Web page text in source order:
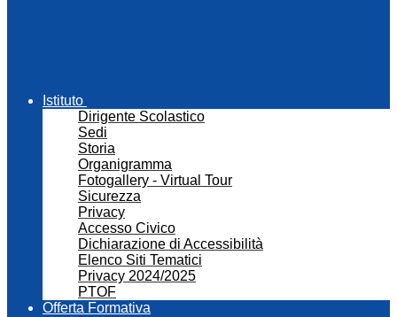
Istituto
Dirigente Scolastico
Sedi
Storia
Organigramma
Fotogallery - Virtual Tour
Sicurezza
Privacy
Accesso Civico
Dichiarazione di Accessibilità
Elenco Siti Tematici
Privacy 2024/2025
PTOF
Offerta Formativa